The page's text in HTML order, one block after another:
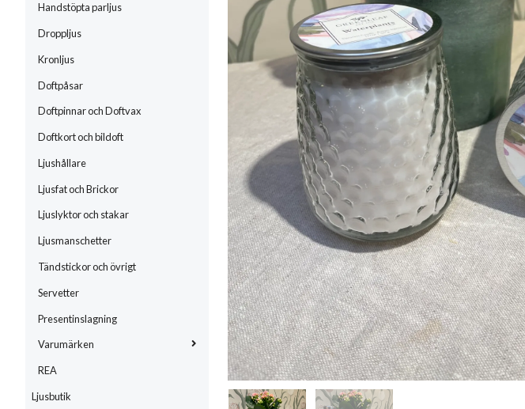
Handstöpta parljus
Droppljus
Kronljus
Doftpåsar
Doftpinnar och Doftvax
Doftkort och bildoft
Ljushållare
Ljusfat och Brickor
Ljuslyktor och stakar
Ljusmanschetter
Tändstickor och övrigt
Servetter
Presentinslagning
Varumärken
REA
Ljusbutik